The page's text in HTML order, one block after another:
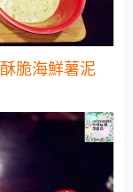
酥脆海鮮薯泥